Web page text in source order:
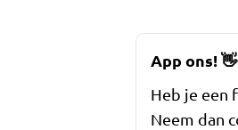
App ons!👋
Heb je een
Neem dan